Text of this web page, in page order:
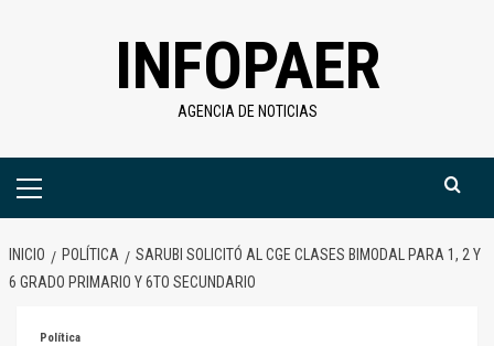
INFOPAER
AGENCIA DE NOTICIAS
Menú
INICIO POLÍTICA
SARUBI SOLICITÓ AL CGE CLASES BIMODAL PARA 1, 2 Y
6 GRADO PRIMARIO Y 6TO SECUNDARIO
Política